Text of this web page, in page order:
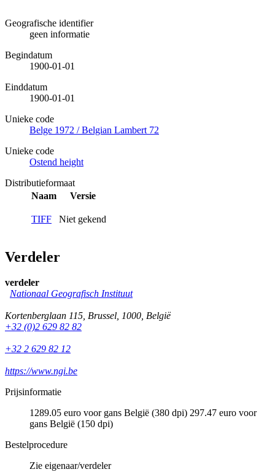
Geografische identifier
geen informatie
Begindatum
1900-01-01
Einddatum
1900-01-01
Unieke code
Belge 1972 / Belgian Lambert 72
Unieke code
Ostend height
Distributieformaat
Naam
Versie
TIFF Niet gekend
Verdeler
verdeler
Nationaal Geografisch Instituut
Kortenberglaan 115, Brussel, 1000, België
+32 (0)2 629 82 82
+32 2 629 82 12
https://www.ngi.be
Prijsinformatie
1289.05 euro voor gans België (380 dpi) 297.47 euro voor
gans België (150 dpi)
Bestelprocedure
Zie eigenaar/verdeler